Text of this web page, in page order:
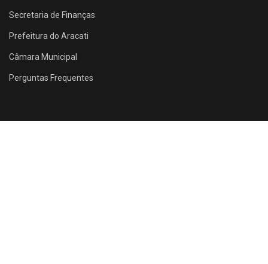
Secretaria de Finanças
Prefeitura do Aracati
Câmara Municipal
Perguntas Frequentes